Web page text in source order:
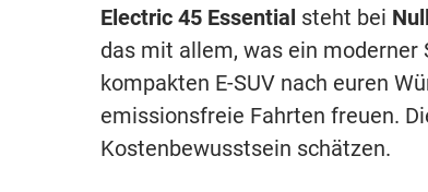
Electric 45 Essential steht bei
das mit allem, was ein
kompakten E-SUV nach euren
emissionsfreie Fahrten freuen.
Kostenbewusstsein schätzen.